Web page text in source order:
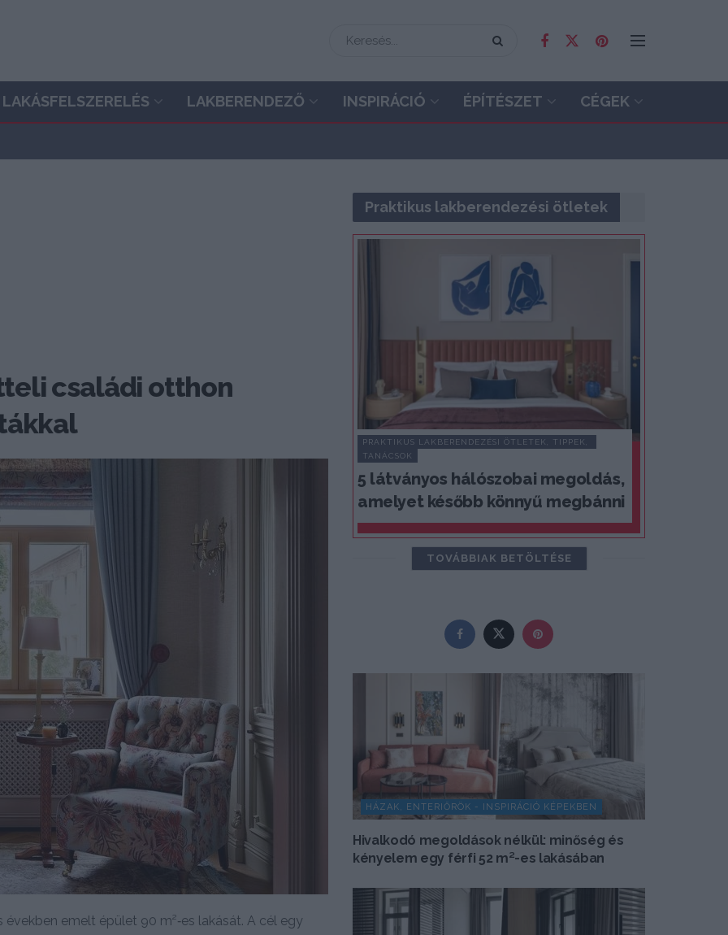
LAKÁSFELSZERELÉS LAKBERENDEZŐ INSPIRÁCIÓ ÉPÍTÉSZET CÉGEK
családi otthon
emelt épület 90 m²‑es lakását. A cél egy
Praktikus lakberendezési ötletek
PRAKTIKUS LAKBERENDEZÉSI ÖTLETEK, TIPPEK,
TANÁCSOK
5 látványos hálószobai megoldás,
amelyet később könnyű megbánni
TOVÁBBIAK BETÖLTÉSE
HÁZAK, ENTERIŐRÖK - INSPIRÁCIÓ KÉPEKBEN
Hivalkodó megoldások nélkül: minőség és
kényelem egy férfi 52 m²-es lakásában